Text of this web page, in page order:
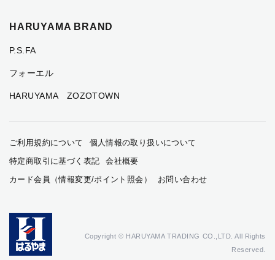
HARUYAMA BRAND
P.S.FA
フォーエル
HARUYAMA ZOZOTOWN
ご利用規約について
個人情報の取り扱いについて
特定商取引に基づく表記
会社概要
カード会員（情報変更/ポイント照会）
お問い合わせ
Copyright © HARUYAMA TRADING CO.,LTD. All Rights
Reserved.